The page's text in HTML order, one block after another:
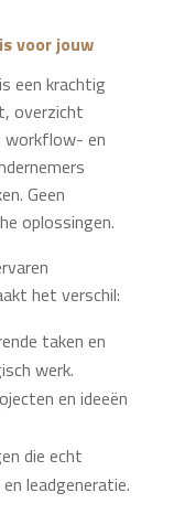
voor jouw
een krachtig
overzicht
workflow- en
Geen
oplossingen.
het verschil:
taken en
werk.
en ideeën
die echt
leadgeneratie.